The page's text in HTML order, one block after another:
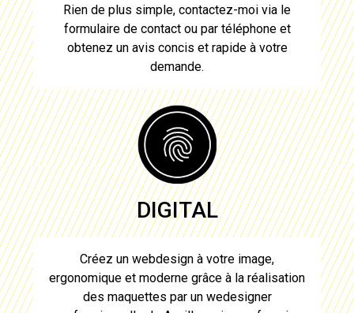
Rien de plus simple, contactez-moi via le
formulaire de contact ou par téléphone et
obtenez un avis concis et rapide à votre
demande.
DIGITAL
Créez un webdesign à votre image,
ergonomique et moderne grâce à la réalisation
des maquettes par un wedesigner